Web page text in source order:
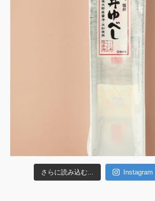
さらに読み込む...